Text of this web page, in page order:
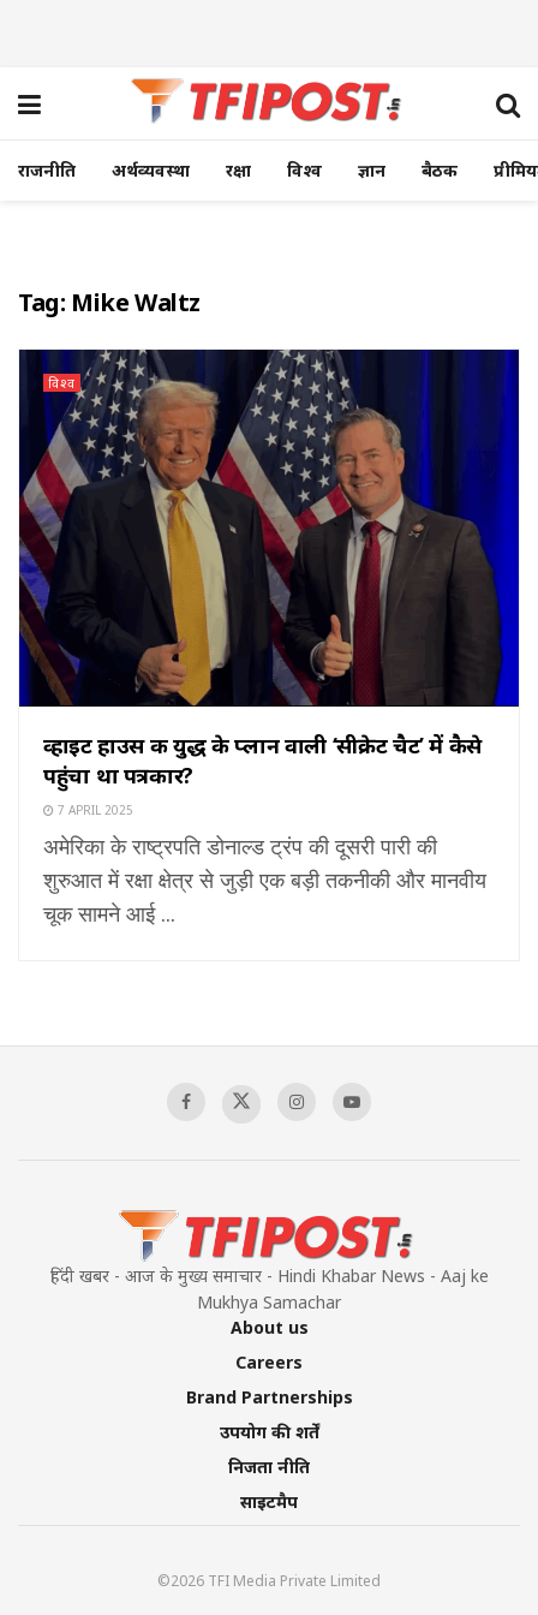
राजनीति अर्थव्यवस्था रक्षा विश्व ज्ञान बैठक
Tag: Mike Waltz
विश्व
व्हाइट हाउस की युद्ध के प्लान वाली ‘सीक्रेट चैट’ में कैसे
पहुंचा था पत्रकार?
7 APRIL 2025
अमेरिका के राष्ट्रपति डोनाल्ड ट्रंप की दूसरी पारी की
शुरुआत में रक्षा क्षेत्र से जुड़ी एक बड़ी तकनीकी और मानवीय
चूक सामने आई ...
हिंदी खबर - आज के मुख्य समाचार - Hindi Khabar News - Aaj ke
Mukhya Samachar
About us
Careers
Brand Partnerships
उपयोग की शर्तें
निजता नीति
साइटमैप
©2026 TFI Media Private Limited